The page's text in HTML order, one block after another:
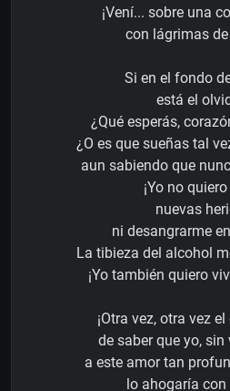
¡Vení... sobre una
con lágrimas
Si en el fondo
está el
¿Qué esperás,
¿O es que sueñas tal
aun sabiendo que
¡Yo no
nuevas
ni desangrarme
La tibieza del alcohol
¡Yo también quiero
¡Otra vez, otra vez
de saber que yo, sin
a este amor tan
lo ahogaría